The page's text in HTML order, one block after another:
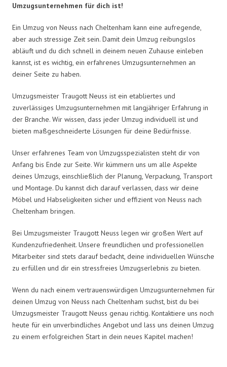
Umzugsunternehmen für dich ist!
Ein Umzug von Neuss nach Cheltenham kann eine aufregende,
aber auch stressige Zeit sein. Damit dein Umzug reibungslos
abläuft und du dich schnell in deinem neuen Zuhause einleben
kannst, ist es wichtig, ein erfahrenes Umzugsunternehmen an
deiner Seite zu haben.
Umzugsmeister Traugott Neuss ist ein etabliertes und
zuverlässiges Umzugsunternehmen mit langjähriger Erfahrung in
der Branche. Wir wissen, dass jeder Umzug individuell ist und
bieten maßgeschneiderte Lösungen für deine Bedürfnisse.
Unser erfahrenes Team von Umzugsspezialisten steht dir von
Anfang bis Ende zur Seite. Wir kümmern uns um alle Aspekte
deines Umzugs, einschließlich der Planung, Verpackung, Transport
und Montage. Du kannst dich darauf verlassen, dass wir deine
Möbel und Habseligkeiten sicher und effizient von Neuss nach
Cheltenham bringen.
Bei Umzugsmeister Traugott Neuss legen wir großen Wert auf
Kundenzufriedenheit. Unsere freundlichen und professionellen
Mitarbeiter sind stets darauf bedacht, deine individuellen Wünsche
zu erfüllen und dir ein stressfreies Umzugserlebnis zu bieten.
Wenn du nach einem vertrauenswürdigen Umzugsunternehmen für
deinen Umzug von Neuss nach Cheltenham suchst, bist du bei
Umzugsmeister Traugott Neuss genau richtig. Kontaktiere uns noch
heute für ein unverbindliches Angebot und lass uns deinen Umzug
zu einem erfolgreichen Start in dein neues Kapitel machen!